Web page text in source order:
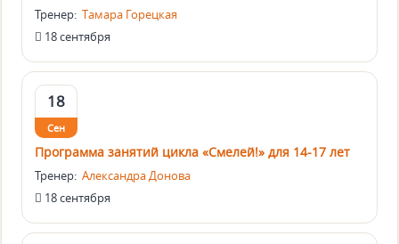
Тренер: Тамара Горецкая
18 сентября
18
Сен
Программа занятий цикла «Смелей!» для 14-17 лет
Тренер: Александра Донова
18 сентября